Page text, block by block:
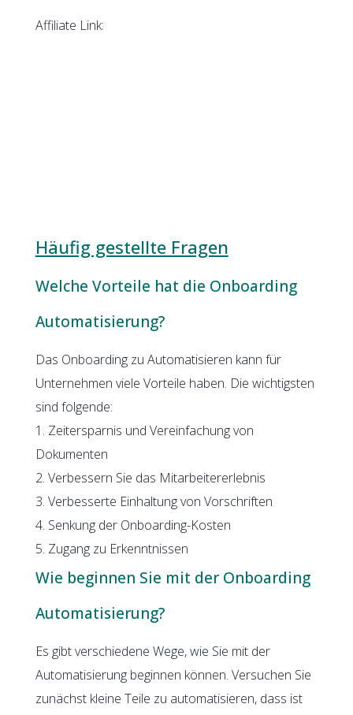
Affiliate Link:
Häufig gestellte Fragen
Welche Vorteile hat die Onboarding
Automatisierung?
Das Onboarding zu Automatisieren kann für
Unternehmen viele Vorteile haben. Die wichtigsten
sind folgende:
1. Zeitersparnis und Vereinfachung von
Dokumenten
2. Verbessern Sie das Mitarbeitererlebnis
3. Verbesserte Einhaltung von Vorschriften
4. Senkung der Onboarding-Kosten
5. Zugang zu Erkenntnissen
Wie beginnen Sie mit der Onboarding
Automatisierung?
Es gibt verschiedene Wege, wie Sie mit der
Automatisierung beginnen können. Versuchen Sie
zunächst kleine Teile zu automatisieren, dass ist